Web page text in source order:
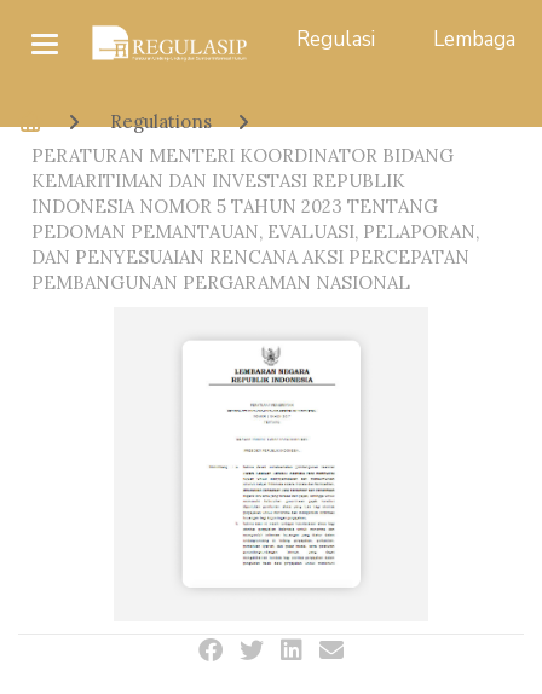
Regulasi Lembaga
Regulations
PERATURAN MENTERI KOORDINATOR BIDANG
KEMARITIMAN DAN INVESTASI REPUBLIK
INDONESIA NOMOR 5 TAHUN 2023 TENTANG
PEDOMAN PEMANTAUAN, EVALUASI, PELAPORAN,
DAN PENYESUAIAN RENCANA AKSI PERCEPATAN
PEMBANGUNAN PERGARAMAN NASIONAL